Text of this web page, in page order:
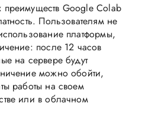
Google Colab
Пользователям не
платформы,
после 12 часов
на сервере будут
можно обойти,
работы на своем
или в облачном